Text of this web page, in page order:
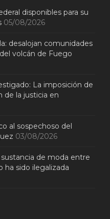
disponibles para su
05/08/2026
desalojan comunidades
volcán de Fuego
La imposición de
de la justicia en
al sospechoso del
03/08/2026
de moda entre
ha sido ilegalizada